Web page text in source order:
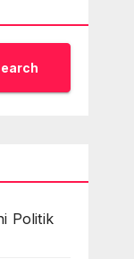
Politik